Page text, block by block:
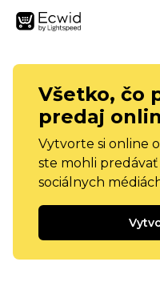
Všetko, čo
predaj
Vytvorte si online
ste mohli
sociálnych